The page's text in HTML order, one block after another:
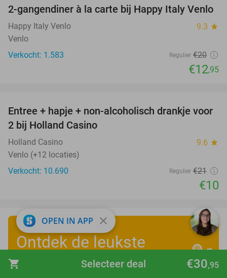
shopping_cart €30,95
Selecteer deal
35%
2-gangendiner à la carte bij Happy Italy Venlo
Happy Italy Venlo 9.3 star
Venlo
Verkocht: 1.583
Regulier €20
€12,95
52%
Entree + hapje + non-alcoholisch drankje voor
2 bij Holland Casino
Holland Casino 9.6 star
Venlo (+12 locaties)
Verkocht: 10.690
Regulier €21
€10
Ontdek de leukste
zomervakantiedeals
OPEN IN APP close